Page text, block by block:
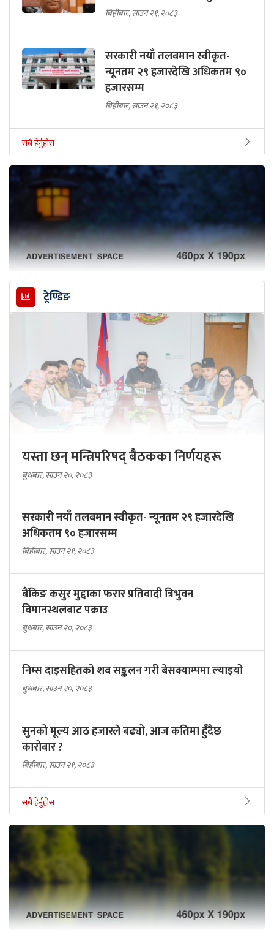
बिहीबार, साउन २१, २०८३
सरकारी नयाँ तलबमान स्वीकृत-
न्यूनतम २९ हजारदेखि अधिकतम ९०
हजारसम्म
बिहीबार, साउन २१, २०८३
सबै हेर्नुहोस
ट्रेण्डिङ
यस्ता छन् मन्त्रिपरिषद् बैठकका निर्णयहरू
बुधबार, साउन २०, २०८३
सरकारी नयाँ तलबमान स्वीकृत- न्यूनतम २९ हजारदेखि
अधिकतम ९० हजारसम्म
बिहीबार, साउन २१, २०८३
बैंकिङ कसुर मुद्दाका फरार प्रतिवादी त्रिभुवन
विमानस्थलबाट पक्राउ
बुधबार, साउन २०, २०८३
निम्स दाइसहितको शव सङ्कलन गरी बेसक्याम्पमा ल्याइयो
बुधबार, साउन २०, २०८३
सुनको मूल्य आठ हजारले बढ्यो, आज कतिमा हुँदैछ
कारोबार ?
बिहीबार, साउन २१, २०८३
सबै हेर्नुहोस